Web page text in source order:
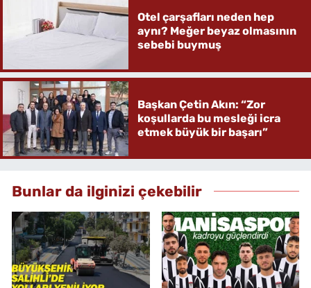
Otel çarşafları neden hep
aynı? Meğer beyaz olmasının
sebebi buymuş
Başkan Çetin Akın: “Zor
koşullarda bu mesleği icra
etmek büyük bir başarı”
Bunlar da ilginizi çekebilir